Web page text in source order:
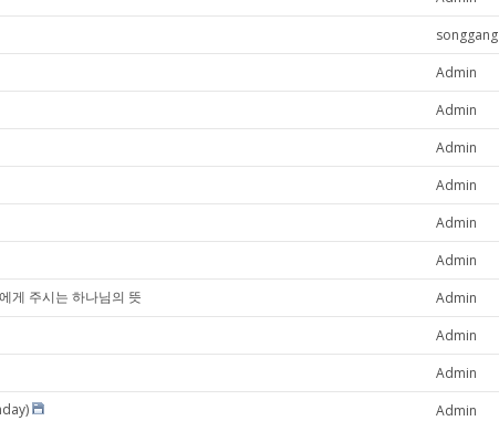
songgang
Admin
Admin
Admin
Admin
Admin
Admin
게 주시는 하나님의 뜻 Admin
Admin
Admin
Admin